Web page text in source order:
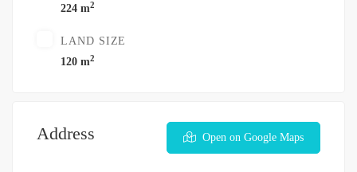
224 m2
LAND SIZE
120 m2
Address Open on Google Maps